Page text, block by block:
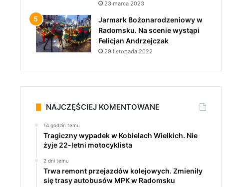
23 marca 2023
Jarmark Bożonarodzeniowy w
Radomsku. Na scenie wystąpi
Felicjan Andrzejczak
29 listopada 2022
NAJCZĘŚCIEJ KOMENTOWANE
14 godzin temu
Tragiczny wypadek w Kobielach Wielkich. Nie
żyje 22-letni motocyklista
2 dni temu
Trwa remont przejazdów kolejowych. Zmieniły
się trasy autobusów MPK w Radomsku